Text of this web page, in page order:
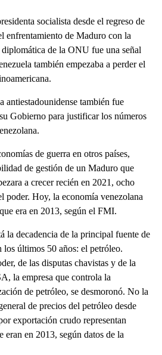
socialista desde el regreso de
enfrentamiento de Maduro con la
de la ONU fue una señal
también empezaba a perder el
antiestadounidense también fue
Gobierno para justificar los números
de guerra en otros países,
de gestión de un Maduro que
a crecer recién en 2021, ocho
poder. Hoy, la economía venezolana
era en 2013, según el FMI.
la decadencia de la principal fuente de
los últimos 50 años: el petróleo.
de las disputas chavistas y de la
la empresa que controla la
de petróleo, se desmoronó. No la
de precios del petróleo desde
exportación crudo representan
eran en 2013, según datos de la